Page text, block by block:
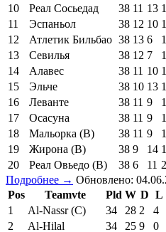
10
Реал Сосьедад 38 11 13
11
Эспаньол 38 12 10
12
Атлетик Бильбао 38 13 6
13
Севилья 38 12 7
14
Алавес 38 11 10
15
Эльче 38 10 13
16
Леванте 38 11 9
17
Осасуна 38 11 9
18
Мальорка (В) 38 11 9
19
Жирона (В) 38 9 14
20
Реал Овьедо (В) 38 6 11
Подробнее → Обновлено:
Pos
Teamvte Pld W D L
1
Al-Nassr (C) 34 28 2 4
2
Al-Hilal 34 25 9 0